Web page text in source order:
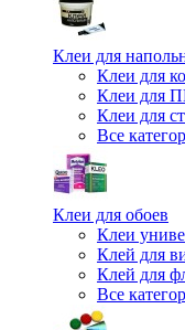
Клеи для
Клеи для
Клеи для
Клеи для
Все
Клеи для обоев
Клеи
Клей для
Клей для
Все